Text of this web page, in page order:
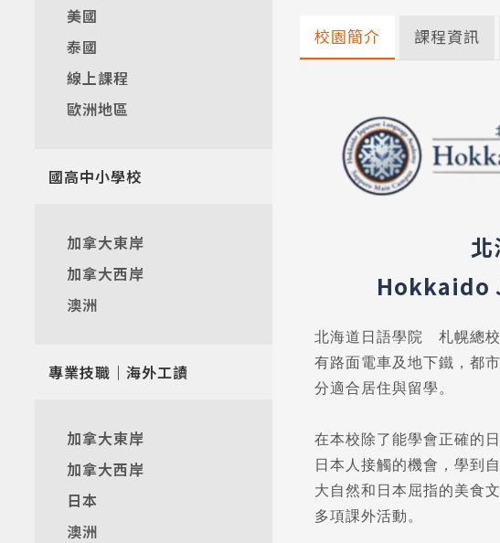
美國
泰國
線上課程
歐洲地區
國高中小學校
加拿大東岸
加拿大西岸
澳洲
專業技職｜海外工讀
加拿大東岸
加拿大西岸
日本
澳洲
校園簡介
北
Hokkaido
北海道日語學院 札幌總
有路面電車及地下鐵，都
分適合居住與留學。
在本校除了能學會正確的
日本人接觸的機會，學到
大自然和日本屈指的美食
多項課外活動。
課程資訊